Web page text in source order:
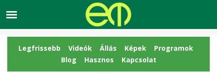
Legfrissebb Videók Állás Képek
Programok
Blog
Hasznos Kapcsolat